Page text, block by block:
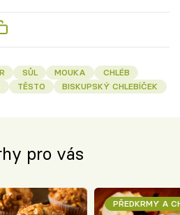
SŮL MOUKA
CHLÉB
TĚSTO BISKUPSKÝ CHLEBÍČEK
pro vás
PŘEDKRMY A